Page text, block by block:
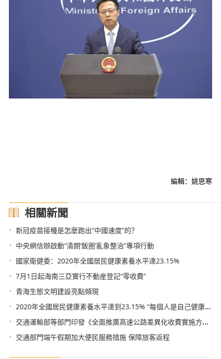
編輯：姚思寒
相關新聞
• 新冠疫苗接種是怎麼跑出“中國速度”的？
• 中央網信辦啟動“清朗‘飯圈’亂象整治”專項行動
• 國家衛健委：2020年全國居民健康素養水平達23.15%
• 7月1日起海南三亞實行不動産登記“零收費”
• 青海生態文明建設亮點頻現
• 2020年全國居民健康素養水平達到23.15% “每個人是自己健康的第一責任人”理念逐步深入人心
• 交通運輸部等部門印發《全面推廣高速公路差異化收費實施方案》：分路段差異化收費
• 交通部門端午假期加大便民服務措施 保障旅客返程